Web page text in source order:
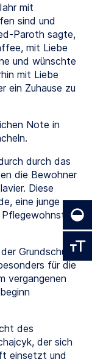
mit
sind und
Paroth sagte,
mit Liebe
und wünschte
mit Liebe
ein Zuhause zu
Note in
durch das
die Bewohner
Diese
eine junge
Pflegewohnstift
Grundschule
für die
vergangenen
des
der sich
einsetzt und